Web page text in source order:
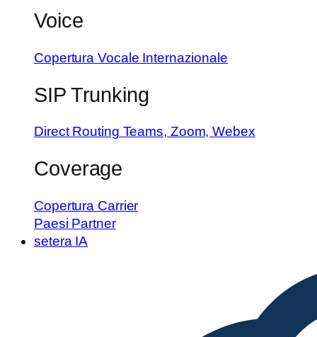
Voice
Copertura Vocale Internazionale
SIP Trunking
Direct Routing Teams, Zoom, Webex
Coverage
Copertura Carrier
Paesi Partner
setera IA